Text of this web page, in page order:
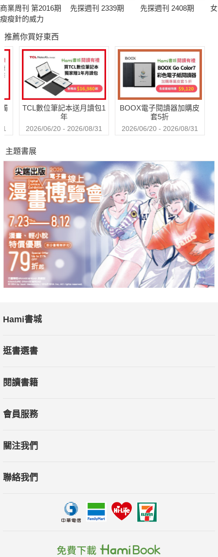
商業周刊 第2016期
瘦瘦針的威力
先探週刊 2339期 先探週刊 2408期
推薦你買好東西
TCL數位筆記本送月讀包1
年
2026/06/20 - 2026/08/31
BOOX電子閱讀器加購皮
套5折
2026/06/20 - 2026/08/31
主題書展
Hami書城
逛書選書
閱讀書籍
會員服務
關注我們
聯絡我們